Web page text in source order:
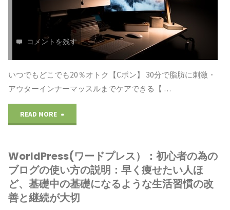
ず
立
起
業
す
明：
日
生
か
で
「ス
者
の
の
の
使
い
コメントを残す
いつでもどこでも20％オトク【Cポン】 30分で脂肪に刺激・
アウターインナーマッスルまでケアできる【 …
READ MORE
ド
プ
レ
WorldPress(ワードプレス）：初心者の為の
ブログの使い方の説明：早く痩せたい人ほ
ど、基礎中の基礎になるような生活習慣の改
善と継続が大切